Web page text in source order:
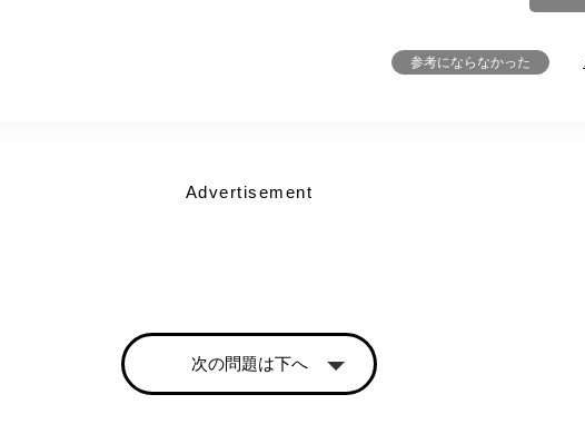
参考にならなかった
Advertisement
次の問題は下へ